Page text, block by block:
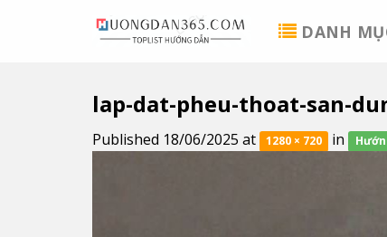
DANH
lap-dat-pheu-thoat-san-
Published 18/06/2025 at 1280 × 720 in